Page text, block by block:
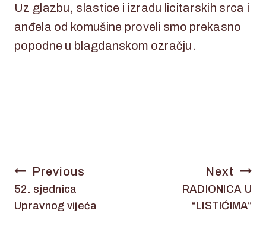
Uz glazbu, slastice i izradu licitarskih srca i
anđela od komušine proveli smo prekasno
popodne u blagdanskom ozračju.
Previous
52. sjednica
Upravnog vijeća
Next
RADIONICA U
“LISTIĆIMA”